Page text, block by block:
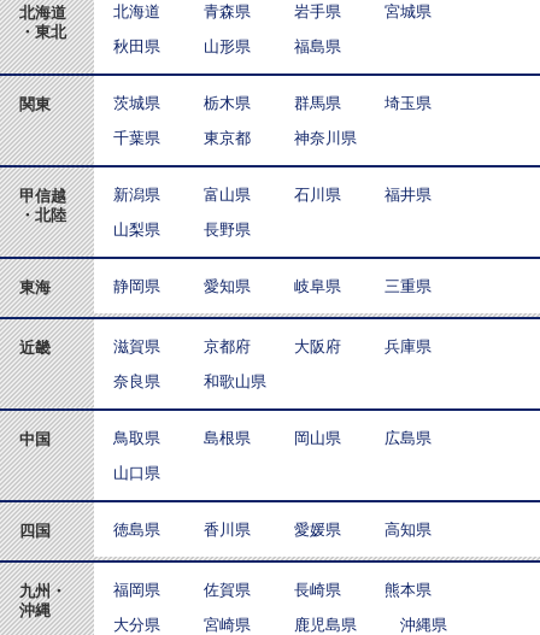
北海道
・東北
北海道 青森県 岩手県
宮城県
秋田県
山形県 福島県
関東 茨城県 栃木県 群馬県
埼玉県
千葉県
東京都 神奈川県
甲信越
・北陸
新潟県 富山県 石川県
福井県
山梨県
長野県
東海 静岡県 愛知県 岐阜県 三重県
近畿 滋賀県 京都府 大阪府
兵庫県
奈良県
和歌山県
中国 鳥取県 島根県 岡山県
広島県
山口県
四国 徳島県 香川県 愛媛県 高知県
九州・
沖縄
福岡県 佐賀県 長崎県
熊本県
大分県
宮崎県 鹿児島県 沖縄県